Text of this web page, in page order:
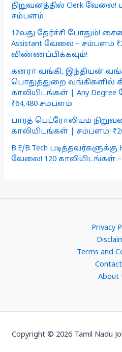
நிறுவனத்தில் Clerk வேலை!
சம்பளம்
12வது தேர்ச்சி போதும்!
Assistant வேலை – சம்பளம்
விண்ணப்பிக்கவும்!
கனரா வங்கி, இந்தியன்
பொதுத்துறை வங்கிகளில்
காலியிடங்கள் | Any Degree
₹64,480 சம்பளம்
பாரத் பெட்ரோலியம்
காலியிடங்கள் | சம்பளம்:
B.E/B.Tech
வேலை! 120 காலியிடங்கள் –
Privacy
Terms and
About
Copyright © 2026 Tamil Nadu